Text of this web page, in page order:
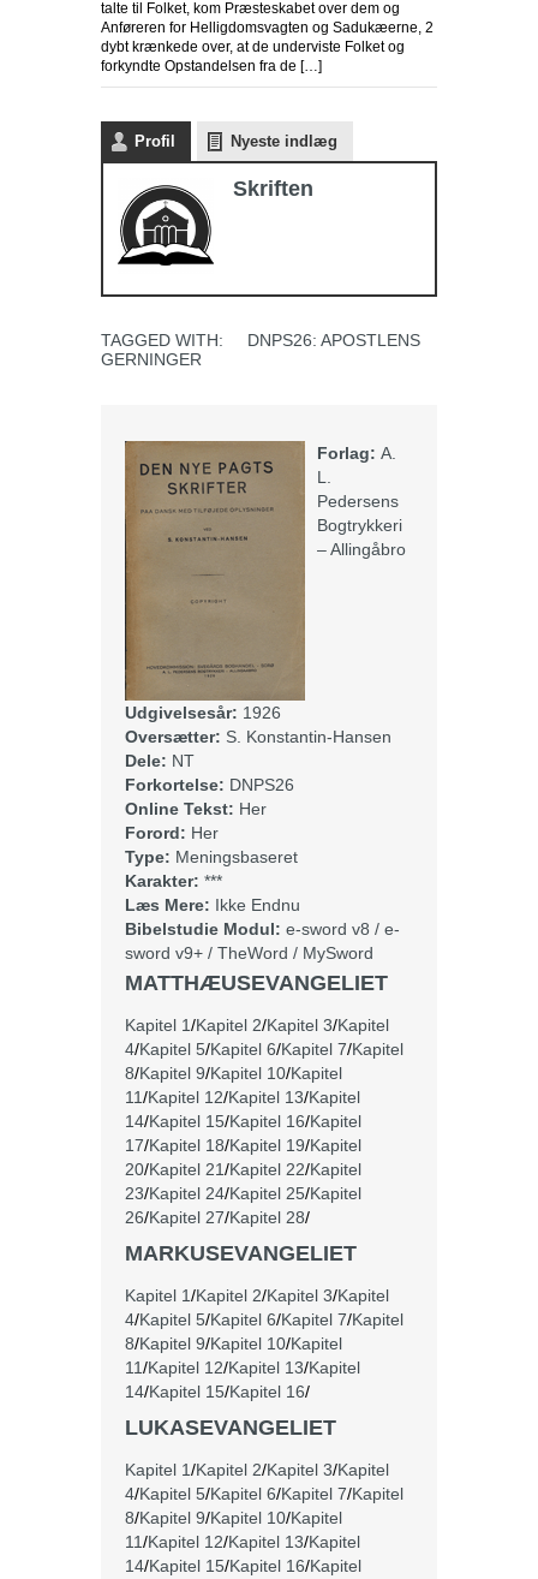
talte til Folket, kom Præsteskabet over dem og
Anføreren for Helligdomsvagten og Sadukæerne, 2
dybt krænkede over, at de underviste Folket og
forkyndte Opstandelsen fra de […]
Profil Nyeste indlæg
Skriften
TAGGED WITH:
DNPS26: APOSTLENS
GERNINGER
Forlag: A.
L.
Pedersens
Bogtrykkeri
– Allingåbro
Udgivelsesår: 1926
Oversætter: S. Konstantin-Hansen
Dele: NT
Forkortelse: DNPS26
Online Tekst: Her
Forord: Her
Type: Meningsbaseret
Karakter: ***
Læs Mere: Ikke Endnu
Bibelstudie Modul: e-sword v8 / e-
sword v9+ / TheWord / MySword
MATTHÆUSEVANGELIET
Kapitel 1/Kapitel 2/Kapitel 3/Kapitel
4/Kapitel 5/Kapitel 6/Kapitel 7/Kapitel
8/Kapitel 9/Kapitel 10/Kapitel
11/Kapitel 12/Kapitel 13/Kapitel
14/Kapitel 15/Kapitel 16/Kapitel
17/Kapitel 18/Kapitel 19/Kapitel
20/Kapitel 21/Kapitel 22/Kapitel
23/Kapitel 24/Kapitel 25/Kapitel
26/Kapitel 27/Kapitel 28/
MARKUSEVANGELIET
Kapitel 1/Kapitel 2/Kapitel 3/Kapitel
4/Kapitel 5/Kapitel 6/Kapitel 7/Kapitel
8/Kapitel 9/Kapitel 10/Kapitel
11/Kapitel 12/Kapitel 13/Kapitel
14/Kapitel 15/Kapitel 16/
LUKASEVANGELIET
Kapitel 1/Kapitel 2/Kapitel 3/Kapitel
4/Kapitel 5/Kapitel 6/Kapitel 7/Kapitel
8/Kapitel 9/Kapitel 10/Kapitel
11/Kapitel 12/Kapitel 13/Kapitel
14/Kapitel 15/Kapitel 16/Kapitel